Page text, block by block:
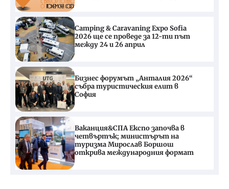
Camping & Caravaning Expo Sofia
2026 ще се проведе за 12-ти път
между 24 и 26 април
Бизнес форумът „Анталия 2026“
събра туристическия елит в
София
Ваканция&СПА Експо започва в
четвъртък; министърът на
туризма Мирослав Боршош
открива международния формат